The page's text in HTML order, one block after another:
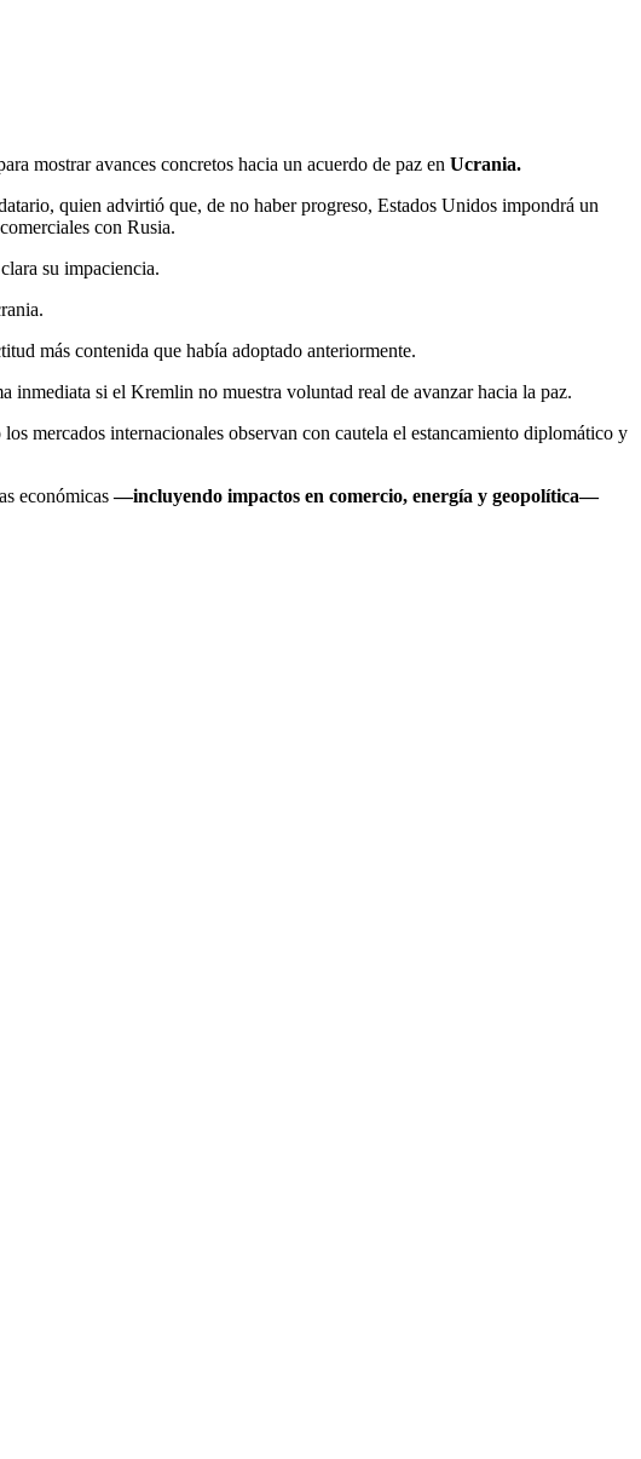
mostrar avances concretos hacia un acuerdo de paz en Ucrania.
quien advirtió que, de no haber progreso, Estados Unidos impondrá un
con Rusia.
su impaciencia.
más contenida que había adoptado anteriormente.
si el Kremlin no muestra voluntad real de avanzar hacia la paz.
mercados internacionales observan con cautela el estancamiento diplomático y
económicas—incluyendo impactos en comercio, energía y geopolítica—